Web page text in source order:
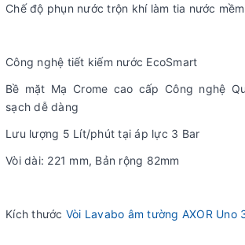
Chế độ phụn nước trộn khí làm tia nước
Công nghệ tiết kiếm nước EcoSmart
Bề mặt Mạ Crome cao cấp Công nghệ
sạch dễ dàng
Lưu lượng 5 Lít/phút tại áp lực 3 Bar
Vòi dài: 221 mm, Bản rộng 82mm
Kích thước Vòi Lavabo âm tường AXOR Uno